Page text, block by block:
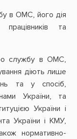
в ОМС, його дія
та
службу в ОМС,
діють лише
та у спосіб,
України, та
України і
України і КМУ,
нормативно-